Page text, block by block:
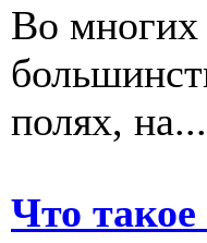
Во многих
полях, на...
Что